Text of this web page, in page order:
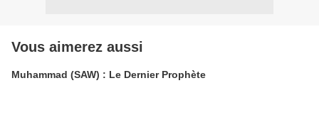
Vous aimerez aussi
Muhammad (SAW) : Le Dernier Prophète